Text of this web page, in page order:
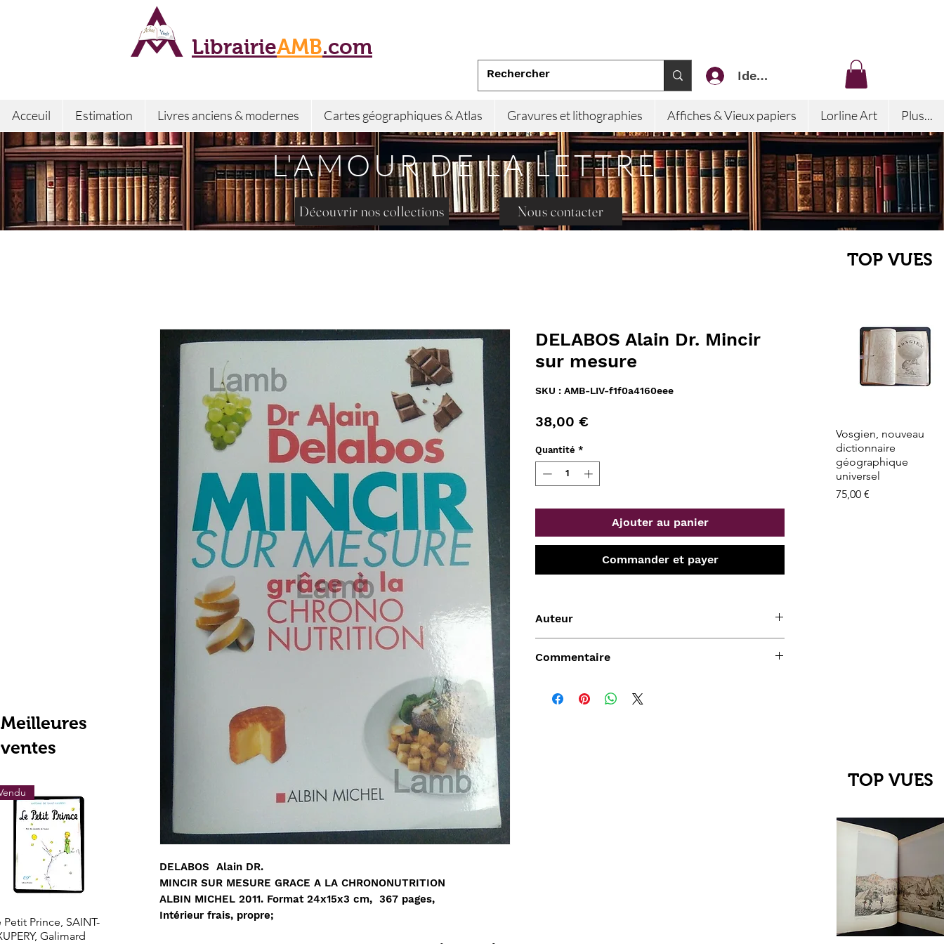
LibrairieAMB.com
Identifiez-vous
Acceuil Estimation Livres anciens & modernes Cartes géographiques & Atlas Gravures et lithographies Affiches & Vieux papiers Lorline Art Plus...
L'AMOUR DE LA LETTRE
Découvrir nos collections Nous contacter
DELABOS Alain DR.
‎MINCIR SUR MESURE GRACE A LA CHRONONUTRITION‎
‎ALBIN MICHEL 2011. Format 24x15x3 cm, 367 pages,
Intérieur frais, propre;
DELABOS Alain Dr. Mincir
sur mesure
SKU : AMB-LIV-f1f0a4160eee
38,00 €Prix
Quantité *
Ajouter au panier
Commander et payer
Auteur
Commentaire
TOP VUES
Aperçu rapide
Vosgien, nouveau
dictionnaire
géographique
universel
Prix
75,00 €
TOP VUES
Meilleures
ventes
Aperçu rapide
Petit Prince, SAINT-
Galimard
Aperçu rapide
Les grands trésors de
Aperçu rapide
LOTHROP STODDARD
Vendu